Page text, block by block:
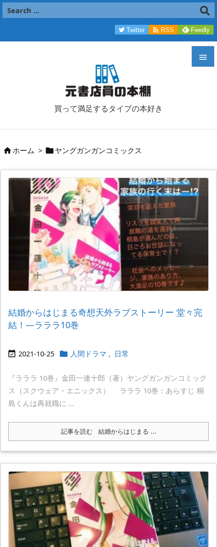
買って満足するタイプの本好き


次へ

検索
Twitter  RSS Feedly
ホーム > ヤングガンガンコミックス
結婚からはじまる奇想天外ラブストーリー 堂々完
結！―ラララ10巻
 2021-10-25  人間ドラマ , 日常
『ラララ 10巻』金田一連十郎（著）ヤングガンガンコミック
ス（スクウェア・エニックス） ラララ 10巻：あらすじ 桐
島くんは再就職に ...
記事を読む 結婚からはじまる ...